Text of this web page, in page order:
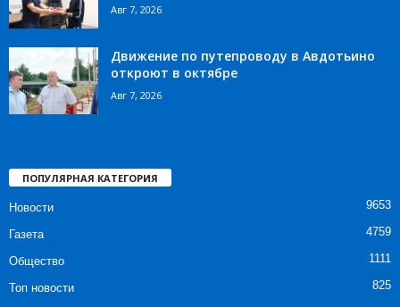
Авг 7, 2026
Движение по путепроводу в Авдотьино
откроют в октябре
Авг 7, 2026
ПОПУЛЯРНАЯ КАТЕГОРИЯ
Новости 9653
Газета 4759
Общество 1111
Топ новости
825